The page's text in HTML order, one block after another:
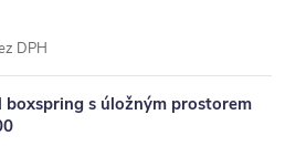
DPH
boxspring s úložným prostorem